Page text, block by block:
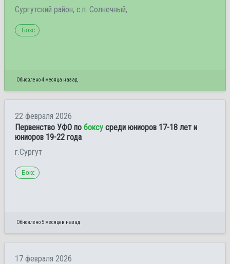
Сургутский район, с.п. Солнечный,
Бокс
Обновлено 4 месяца назад
22 февраля 2026
Первенство УФО по боксу среди юниоров 17-18 лет и
юниоров 19-22 года
г.Сургут
Бокс
Обновлено 5 месяцев назад
17 февраля 2026